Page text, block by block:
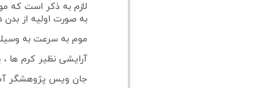
لازم به ذکر است که
به صورت اولیه از
موم به سرعت به
آرایشی نظیر کرم ها
جان ویس پژوهشگر